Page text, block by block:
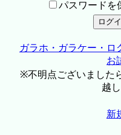
パスワードを
ガラホ・ガラケー・ロ
お
※不明点ございました
越
新